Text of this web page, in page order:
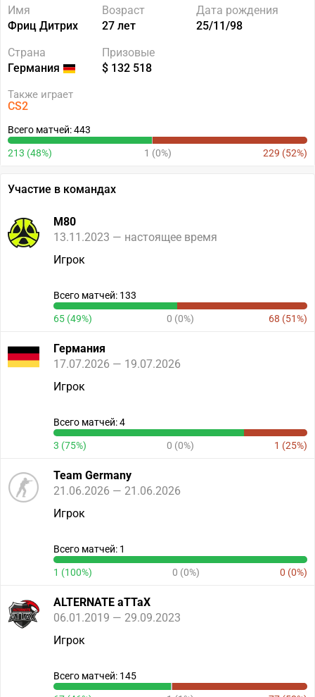
Имя
Фриц Дитрих
Возраст
27 лет
Дата рождения
25/11/98
Страна
Германия
Призовые
$ 132 518
Также играет
CS2
Всего матчей: 443
213 (48%) 1 (0%) 229 (52%)
Участие в командах
M80
13.11.2023 — настоящее время
Игрок
Всего матчей: 133
65 (49%) 0 (0%) 68 (51%)
Германия
17.07.2026 — 19.07.2026
Игрок
Всего матчей: 4
3 (75%) 0 (0%) 1 (25%)
Team Germany
21.06.2026 — 21.06.2026
Игрок
Всего матчей: 1
1 (100%) 0 (0%) 0 (0%)
ALTERNATE aTTaX
06.01.2019 — 29.09.2023
Игрок
Всего матчей: 145